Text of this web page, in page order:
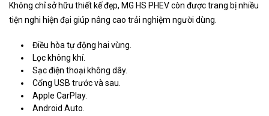
Không chỉ sở hữu thiết kế đẹp, MG HS PHEV còn được trang bị nhiều
tiện nghi hiện đại giúp nâng cao trải nghiệm người dùng.
Điều hòa tự động hai vùng.
Lọc không khí.
Sạc điện thoại không dây.
Cổng USB trước và sau.
Apple CarPlay.
Android Auto.